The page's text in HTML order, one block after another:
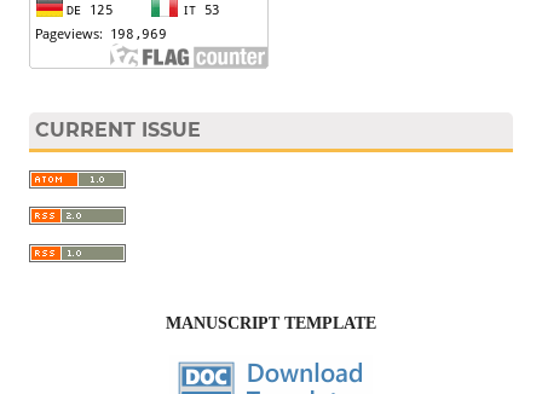
CURRENT ISSUE
MANUSCRIPT TEMPLATE